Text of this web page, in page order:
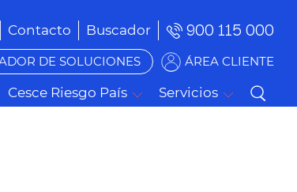
Contacto Buscador 900 115 000
DE SOLUCIONES ÁREA CLIENTE
Cesce Riesgo País Servicios